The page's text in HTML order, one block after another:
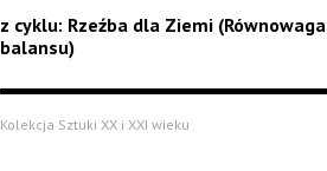
z cyklu: Rzeźba dla Ziemi (Równowaga
balansu)
Kolekcja Sztuki XX i XXI wieku